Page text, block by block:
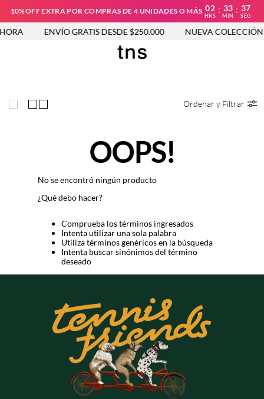
10%OFF EXTRA POR COMPRAS DE 4 UNIDADES O MÁS 02
HRS
: 33
MIN
: 37
SEG
ENVÍO GRATIS DESDE $250.000 NUEVA COLECCIÓN
Ordenar y Filtrar
OOPS!
No se encontró ningún producto
¿Qué debo hacer?
Comprueba los términos ingresados
Intenta utilizar una sola palabra
Utiliza términos genéricos en la búsqueda
Intenta buscar sinónimos del término
deseado